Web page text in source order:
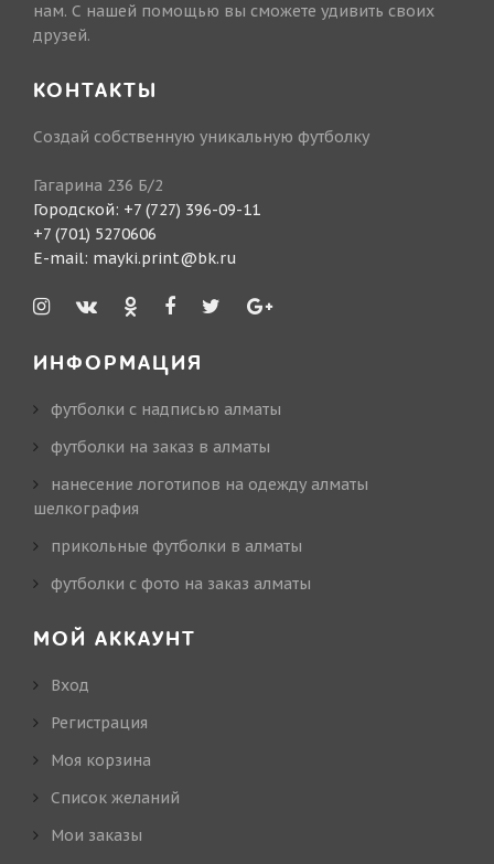
нам. С нашей помощью вы сможете удивить своих
друзей.
КОНТАКТЫ
Создай собственную уникальную футболку
Гагарина 236 Б/2
Городской: +7 (727) 396-09-11
+7 (701) 5270606
E-mail: mayki.print@bk.ru
ИНФОРМАЦИЯ
футболки с надписью алматы
футболки на заказ в алматы
нанесение логотипов на одежду алматы
шелкография
прикольные футболки в алматы
футболки с фото на заказ алматы
МОЙ АККАУНТ
Вход
Регистрация
Моя корзина
Cписок желаний
Мои заказы